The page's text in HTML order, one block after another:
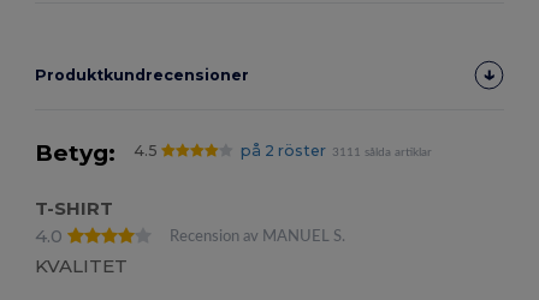
Produktkundrecensioner
Betyg: 4.5 på 2 röster 3111 sålda artiklar
T-SHIRT
4.0
Recension av MANUEL S.
KVALITET